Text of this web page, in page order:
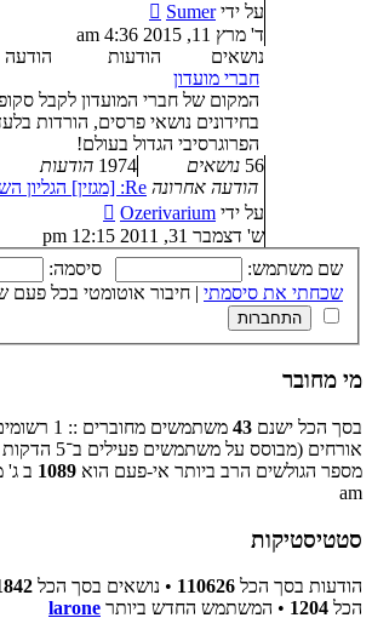
על ידיSumer
בהודעה
האחרונה
ד' מרץ 11, 2015 4:36 am
נושאים הודעות
הודעה
חברי מועדון
המקום של חברי המועדון לקבל
בחידונים נושאי פרסים, הורדות
הפרוגרסיבי הגדול בעולם!
56 נושאים 1974 הודעות
הודעה אחרונה Re: [מגזין] הגליון השני לשנת …
על ידי Ozerivarium
בהודעה
האחרונה
ש' דצמבר 31, 2011 12:15 pm
שם משתמש:
סיסמה:
שכחתי את סיסמתי | חיבור אוטומטי בכל
מי מחובר
בסך הכל ישנם 43
אורחים (מבוסס על משתמשים פעילים ב־5 הדקות האחרונות)
מספר הגולשים הרב ביותר אי-פעם הוא 1089
am
סטטיסטיקות
הודעות בסך הכל 110626 • נושאים בסך הכל
הכל 1204 • המשתמש החדש ביותר larone